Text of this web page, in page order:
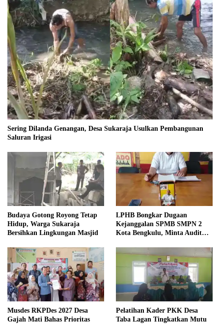
Sering Dilanda Genangan, Desa Sukaraja Usulkan Pembangunan
Saluran Irigasi
Budaya Gotong Royong Tetap
Hidup, Warga Sukaraja
Bersihkan Lingkungan Masjid
LPHB Bongkar Dugaan
Kejanggalan SPMB SMPN 2
Kota Bengkulu, Minta Audit
Musdes RKPDes 2027 Desa
Gajah Mati Bahas Prioritas
Pelatihan Kader PKK Desa
Taba Lagan Tingkatkan Mutu